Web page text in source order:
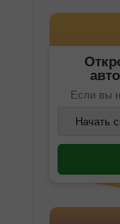
Если вы
Начать